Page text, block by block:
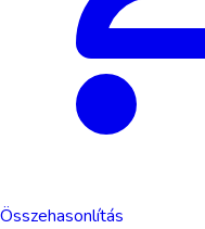
Összehasonlítás